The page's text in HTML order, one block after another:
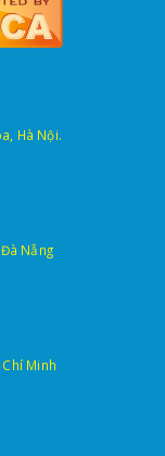
Hà Nội.
Nẵng
Minh